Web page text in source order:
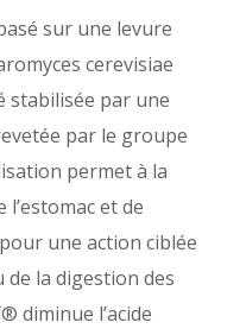
sur une levure
cerevisiae
stabilisée par une
par le groupe
permet à la
l’estomac et de
une action ciblée
la digestion des
diminue l’acide